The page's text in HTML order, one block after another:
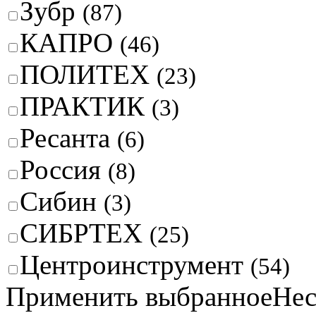
Зубр (87)
КАПРО (46)
ПОЛИТЕХ (23)
ПРАКТИК (3)
Ресанта (6)
Россия (8)
Сибин (3)
СИБРТЕХ (25)
Центроинструмент (54)
Применить выбранное